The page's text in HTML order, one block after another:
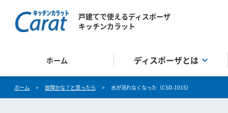
戸建てで使えるディスポーザ
キッチンカラット
ホーム ディスポーザとは
ホーム > 故障かな？と思ったら > 水が流れなくなった（CSD-101S）